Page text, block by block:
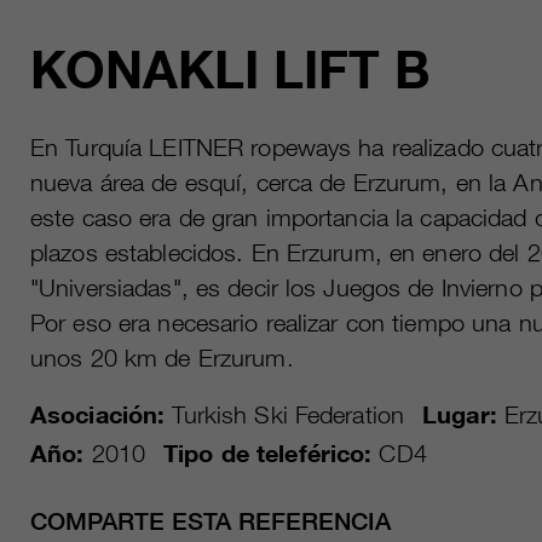
KONAKLI LIFT B
En Turquía LEITNER ropeways ha realizado
nueva área de esquí, cerca de Erzurum, en la
este caso era de gran importancia la capacidad
plazos establecidos. En Erzurum, en enero del
"Universiadas", es decir los Juegos de Invierno
Por eso era necesario realizar con tiempo una
unos 20 km de Erzurum.
Asociación: Turkish Ski Federation Lugar:
Año: 2010 Tipo de teleférico: CD4
COMPARTE ESTA REFERENCIA